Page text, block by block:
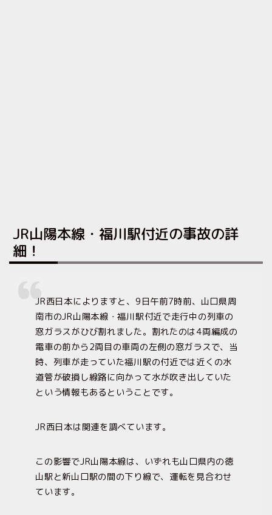
JR山陽本線・福川駅付近の事故の詳
細！
JR西日本によりますと、9日午前7時前、山口県周
南市のJR山陽本線・福川駅付近で走行中の列車の
窓ガラスがひび割れました。割れたのは4両編成の
電車の前から2両目の車両の左側の窓ガラスで、当
時、列車が走っていた福川駅の付近では近くの水
道管が破損し線路に向かって水が吹き出していた
という情報もあるということです。
JR西日本は関連を調べています。
この影響でJR山陽本線は、いずれも山口県内の徳
山駅と新山口駅の間の下り線で、運転を見合わせ
ています。